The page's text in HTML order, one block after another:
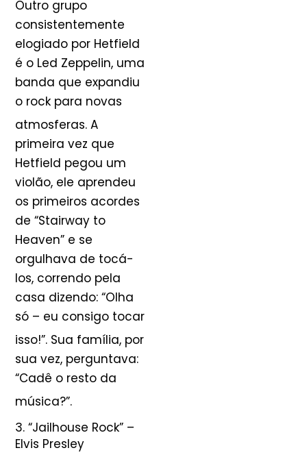
Outro grupo
consistentemente
elogiado por Hetfield
é o Led Zeppelin, uma
banda que expandiu
o rock para novas
atmosferas. A
primeira vez que
Hetfield pegou um
violão, ele aprendeu
os primeiros acordes
de “Stairway to
Heaven” e se
orgulhava de tocá-
los, correndo pela
casa dizendo: “Olha
só – eu consigo tocar
isso!”. Sua família, por
sua vez, perguntava:
“Cadê o resto da
música?”.
3. “Jailhouse Rock” –
Elvis Presley